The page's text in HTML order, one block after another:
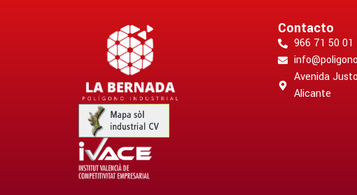
Contacto
966 71 50 01
Avenida
Alicante